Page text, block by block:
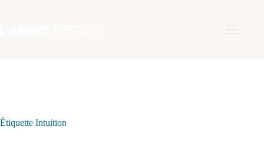
Étiquette Intuition